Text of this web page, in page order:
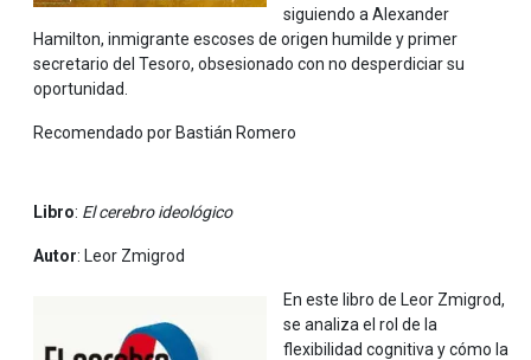
siguiendo a Alexander
Hamilton, inmigrante escoses de origen humilde y primer
secretario del Tesoro, obsesionado con no desperdiciar su
oportunidad.
Recomendado por Bastián Romero
Libro: El cerebro ideológico
Autor: Leor Zmigrod
En este libro de Leor Zmigrod,
se analiza el rol de la
flexibilidad cognitiva y cómo la